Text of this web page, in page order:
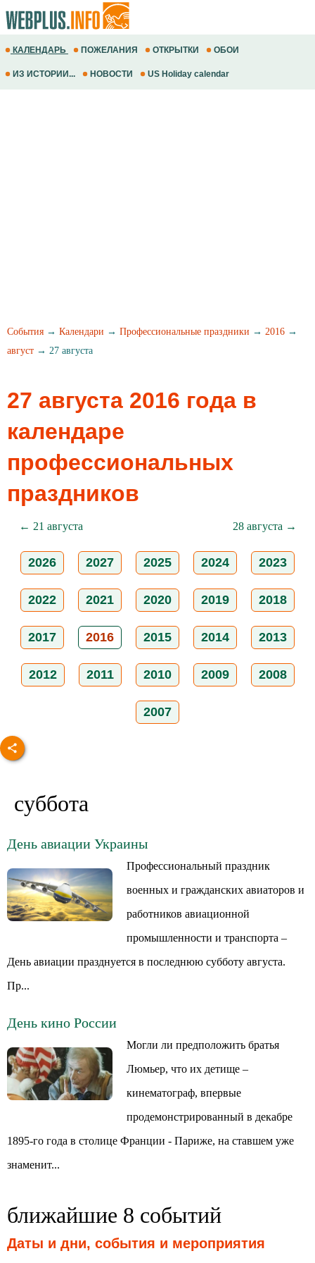
КАЛЕНДАРЬ ПОЖЕЛАНИЯ ОТКРЫТКИ ОБОИ
ИЗ ИСТОРИИ... НОВОСТИ US Holiday calendar
События → Календари → Профессиональные праздники → 2016 →
август → 27 августа
27 августа 2016 года в
календаре
профессиональных
праздников
← 21 августа 28 августа →
2026 2027 2025 2024 2023
2022 2021 2020 2019 2018
2017 2016 2015 2014 2013
2012 2011 2010 2009 2008
2007
суббота
День авиации Украины
Профессиональный праздник
военных и гражданских авиаторов и
работников авиационной
промышленности и транспорта –
День авиации празднуется в последнюю субботу августа.
Пр...
День кино России
Могли ли предположить братья
Люмьер, что их детище –
кинематограф, впервые
продемонстрированный в декабре
1895-го года в столице Франции - Париже, на ставшем уже
знаменит...
ближайшие 8 событий
Даты и дни, события и мероприятия